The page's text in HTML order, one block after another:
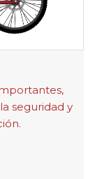
seguridad y